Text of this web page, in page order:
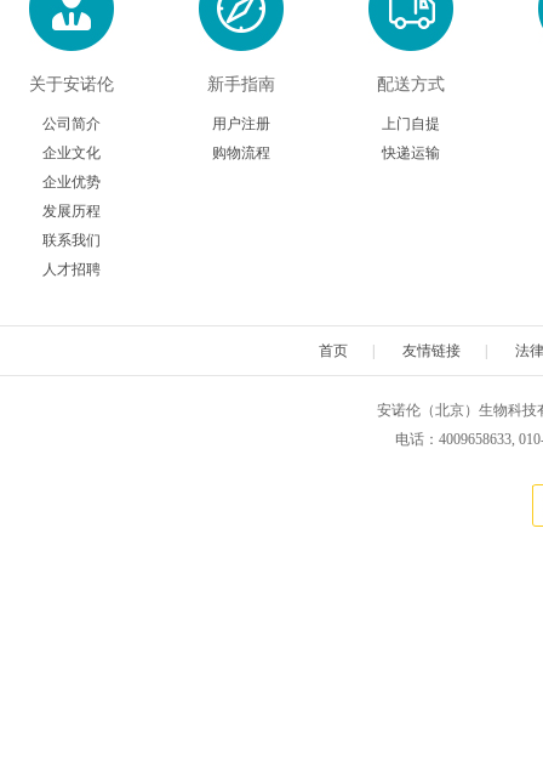
关于安诺伦
公司简介
企业文化
企业优势
发展历程
联系我们
人才招聘
新手指南
用户注册
购物流程
配送方式
上门自提
快递运输
首页 友情链接 法
安诺伦（北京）生物科技
电话：4009658633,